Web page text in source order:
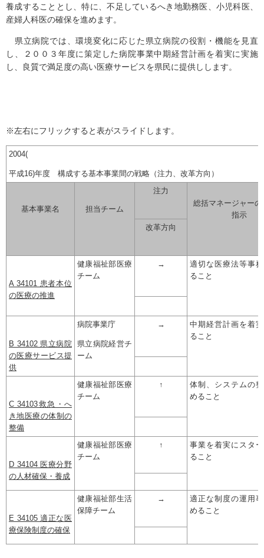
養成することとし、特に、不足しているへき地勤務医、小児科医、
産婦人科医の確保を進めます。
県立病院では、環境変化に応じた県立病院の役割・機能を見直
し、２００３年度に策定した病院事業中期経営計画を着実に実施
し、良質で満足度の高い医療サービスを県民に提供しします。
※左右にフリックすると表がスライドします。
2004(
平成16)年度 構成する基本事業間の戦略（注力、改革方向）
基本事業名 担当チーム
注力
総括マネージャーの
指示
改革方向
A 34101 患者本位
の医療の推進
健康福祉部医療
チーム
→
適切な医療法等事
ること
B 34102 県立病院
の医療サービス提
供
病院事業庁
県立病院経営チ
ーム
→
中期経営計画を着
ること
C 34103救急・へ
き地医療の体制の
整備
健康福祉部医療
チーム
↑
体制、システムの
めること
D 34104 医療分野
の人材確保・養成
健康福祉部医療
チーム
↑
事業を着実にスタ
ること
E 34105 適正な医
療保険制度の確保
健康福祉部生活
保障チーム
→
適正な制度の運用
めること